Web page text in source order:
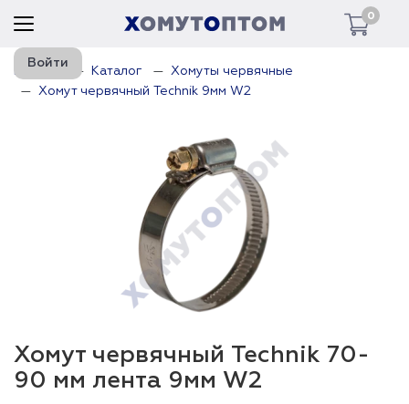
0
Войти
Главная Каталог
Хомуты червячные
Хомут червячный Technik 9мм W2
Хомут червячный Technik 70-
90 мм лента 9мм W2